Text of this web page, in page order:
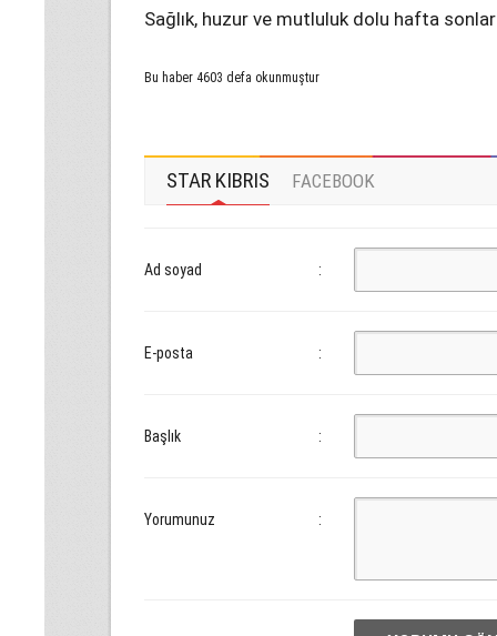
Sağlık, huzur ve mutluluk dolu hafta
Bu haber 4603 defa okunmuştur
STAR KIBRIS FACEBOOK
Ad soyad :
E-posta :
Başlık :
Yorumunuz :